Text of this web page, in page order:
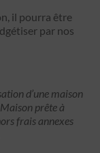
il pourra être
par nos
d’une maison
prête à
frais annexes